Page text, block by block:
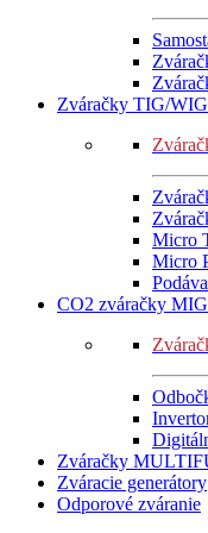
Zváračky TIG/WIG
Micro
Micro
CO2 zváračky
Zváračky
Zváracie generátory
Odporové zváranie